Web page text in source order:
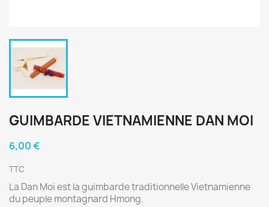
GUIMBARDE VIETNAMIENNE DAN MOI
6,00 €
TTC
La Dan Moi est la guimbarde traditionnelle Vietnamienne
du peuple montagnard Hmong.